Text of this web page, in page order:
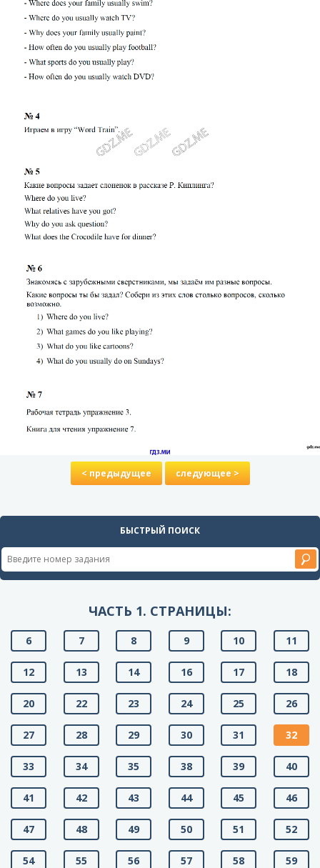
< предыдущее следующее >
БЫСТРЫЙ ПОИСК
ЧАСТЬ 1. СТРАНИЦЫ:
6 7 8 9 10 11
12 13 14 16 17 18
20 22 23 24 25 26
27 28 29 30 31 32
33 34 35 38 39 40
41 42 43 44 45 46
47 48 49 50 51 52
54 55 56 57 58 59